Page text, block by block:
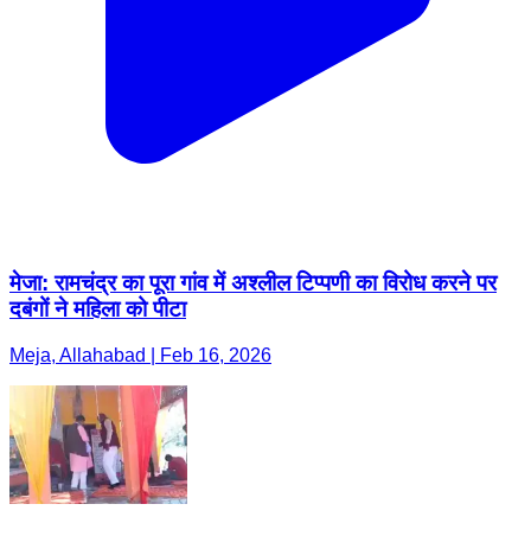
मेजा: रामचंद्र का पूरा गांव में अश्लील टिप्पणी का विरोध करने पर
दबंगों ने महिला को पीटा
Meja, Allahabad | Feb 16, 2026